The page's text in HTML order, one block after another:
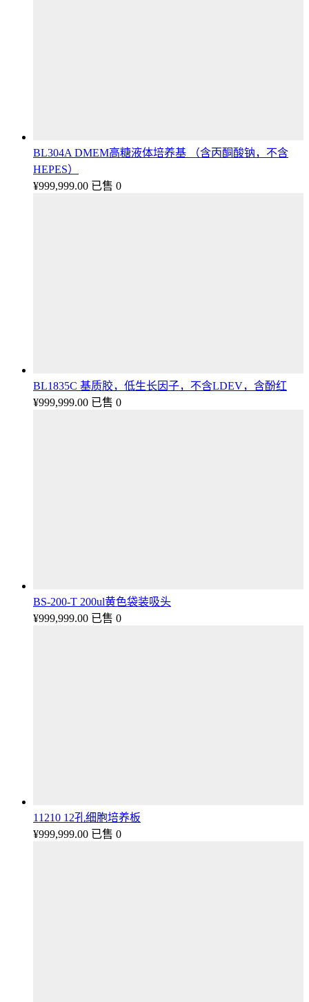
BL304A DMEM高糖液体培养基 （含丙酮酸钠，不含
HEPES）
¥999,999.00 已售 0
BL1835C 基质胶，低生长因子，不含LDEV，含酚红
¥999,999.00 已售 0
BS-200-T 200ul黄色袋装吸头
¥999,999.00 已售 0
11210 12孔细胞培养板
¥999,999.00 已售 0